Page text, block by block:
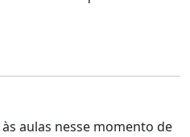
aulas nesse momento de